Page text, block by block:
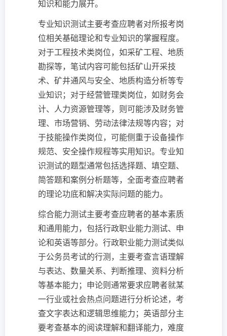
知识和能力展开。
专业知识测试主要考查应聘者对所报考岗
位相关基础理论和专业知识的掌握程度。
对于工程技术类岗位，如采矿工程、地质
勘探等，笔试内容可能包括矿山开采技
术、矿井通风与安全、地质构造分析等专
业知识；对于经营管理类岗位，如财务会
计、人力资源管理等，则可能涉及财务管
理、市场营销、劳动法律法规等内容；对
于技能操作类岗位，可能侧重于设备操作
规范、安全操作规程等实用知识。专业知
识测试的题型通常包括选择题、填空题、
简答题和案例分析题等，全面考查应聘者
的理论功底和解决实际问题的能力。
综合能力测试主要考查应聘者的基本素质
和通用能力，包括行政职业能力测试、申
论和英语等部分。行政职业能力测试类似
于公务员考试的行测，主要考查言语理解
与表达、数量关系、判断推理、资料分析
等基本能力；申论则通常要求应聘者就某
一行业或社会热点问题进行分析论述，考
查文字表达和逻辑思维能力；英语部分主
要考查基本的阅读理解和翻译能力，难度